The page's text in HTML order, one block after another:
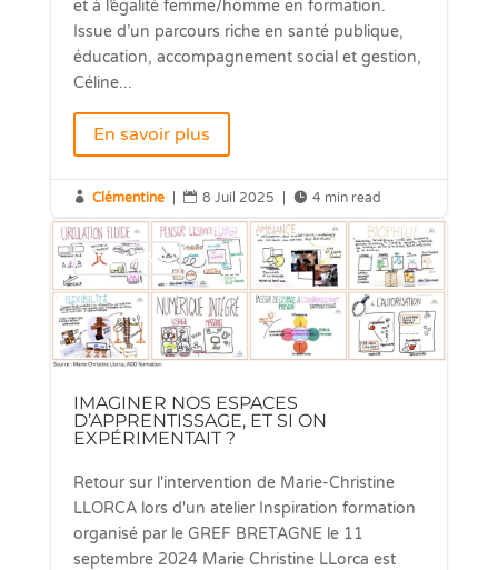
et à l’égalité femme/homme en formation.
Issue d’un parcours riche en santé publique,
éducation, accompagnement social et gestion,
Céline...
En savoir plus
 Clémentine  8 Juil 2025  4 min read
Actions d'AGO
IMAGINER NOS ESPACES
D’APPRENTISSAGE, ET SI ON
EXPÉRIMENTAIT ?
Retour sur l'intervention de Marie-Christine
LLORCA lors d'un atelier Inspiration formation
organisé par le GREF BRETAGNE le 11
septembre 2024 Marie Christine LLorca est